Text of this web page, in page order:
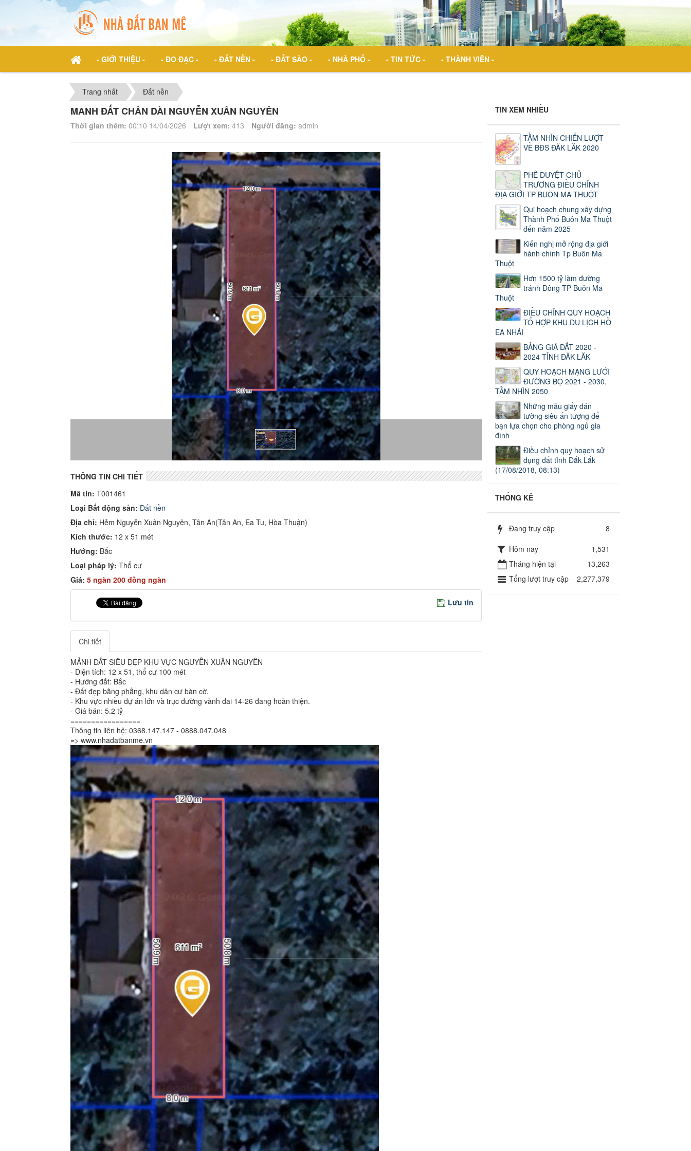
- GIỚI THIỆU - - ĐO ĐẠC - - ĐẤT NỀN - - ĐẤT SÀO - - NHÀ PHỐ - - TIN TỨC - - THÀNH VIÊN -
Trang nhất Đất nền
MANH ĐẤT CHÂN DÀI NGUYỄN XUÂN NGUYÊN
Thời gian thêm: 00:10 14/04/2026 Lượt xem: 413 Người đăng: admin
THÔNG TIN CHI TIẾT
Mã tin: T001461
Loại Bất động sản: Đất nền
Địa chỉ: Hẻm Nguyễn Xuân Nguyên, Tân An(Tân An, Ea Tu, Hòa Thuận)
Kích thước: 12 x 51 mét
Hướng: Bắc
Loại pháp lý: Thổ cư
Giá: 5 ngàn 200 đồng ngàn
Lưu tin
Chi tiết
MẢNH ĐẤT SIÊU ĐẸP KHU VỰC NGUYỄN XUÂN NGUYÊN
- Diện tích: 12 x 51, thổ cư 100 mét
- Hướng đất: Bắc
- Đất đẹp bằng phẳng, khu dân cư bàn cờ.
- Khu vực nhiều dự án lớn và trục đường vành đai 14-26 đang hoàn thiện.
- Giá bán: 5.2 tỷ
=================
Thông tin liên hệ: 0368.147.147 - 0888.047.048
=> www.nhadatbanme.vn
TIN XEM NHIỀU
TẦM NHÌN CHIẾN LƯỢT
VỀ BĐS ĐĂK LĂK 2020
PHÊ DUYỆT CHỦ
TRƯƠNG ĐIỀU CHỈNH
ĐỊA GIỚI TP BUÔN MA THUỘT
Qui hoạch chung xây dựng
Thành Phố Buôn Ma Thuột
đến năm 2025
Kiến nghị mở rộng địa giới
hành chính Tp Buôn Ma
Thuột
Hơn 1500 tỷ làm đường
tránh Đông TP Buôn Ma
Thuột
ĐIỀU CHỈNH QUY HOẠCH
TỔ HỢP KHU DU LỊCH HỒ
EA NHÁI
BẢNG GIÁ ĐẤT 2020 -
2024 TỈNH ĐĂK LĂK
QUY HOẠCH MẠNG LƯỚI
ĐƯỜNG BỘ 2021 - 2030,
TẦM NHÌN 2050
Những mẫu giấy dán
tường siêu ấn tượng để
bạn lựa chọn cho phòng ngủ gia
đình
Điều chỉnh quy hoạch sử
dụng đất tỉnh Đắk Lắk
(17/08/2018, 08:13)
THỐNG KÊ
Đang truy cập
8
Hôm nay
1,531
Tháng hiện tại
13,263
Tổng lượt truy cập
2,277,379